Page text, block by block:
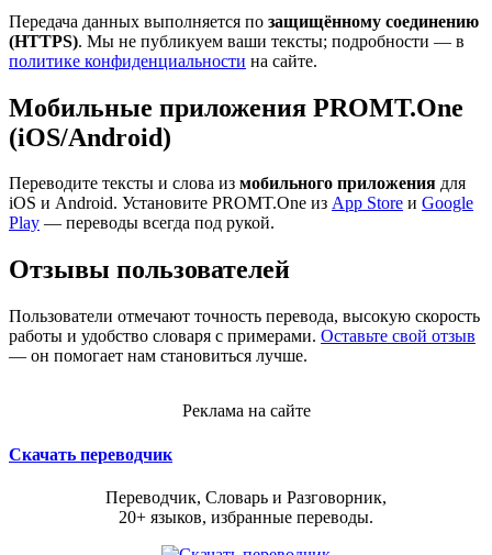
Передача данных выполняется по защищённому соединению
(HTTPS). Мы не публикуем ваши тексты; подробности — в
политике конфиденциальности на сайте.
Мобильные приложения PROMT.One
(iOS/Android)
Переводите тексты и слова из мобильного приложения для
iOS и Android. Установите PROMT.One из App Store и Google
Play — переводы всегда под рукой.
Отзывы пользователей
Пользователи отмечают точность перевода, высокую скорость
работы и удобство словаря с примерами. Оставьте свой отзыв
— он помогает нам становиться лучше.
Реклама на сайте
Скачать переводчик
Переводчик, Словарь и Разговорник,
20+ языков, избранные переводы.